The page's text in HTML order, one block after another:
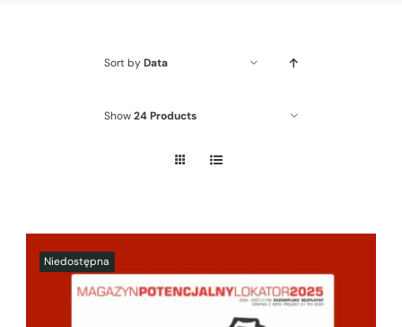
Sort byData
Show24 Products